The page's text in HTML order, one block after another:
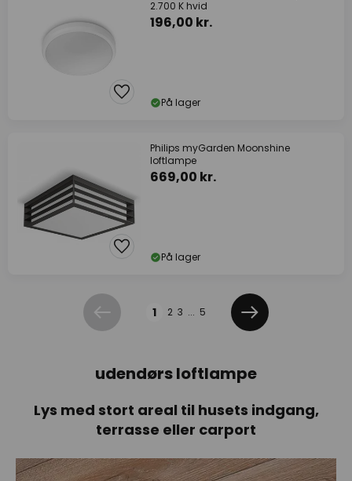
2.700 K hvid
196,00 kr.
På lager
Philips myGarden Moonshine
loftlampe
669,00 kr.
På lager
Forrige 1 2 3 ... 5
Næste
udendørs loftlampe
Lys med stort areal til husets indgang,
terrasse eller carport